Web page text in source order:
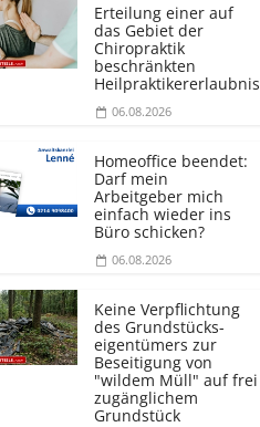
Erteilung einer auf
das Gebiet der
Chiropraktik
beschränkten
Heilprakti­kererlaubnis
06.08.2026
Homeoffice beendet:
Darf mein
Arbeitgeber mich
einfach wieder ins
Büro schicken?
06.08.2026
Keine Verpflichtung
des Grundstücks­
eigentümers zur
Beseitigung von
"wildem Müll" auf frei
zugänglichem
Grundstück